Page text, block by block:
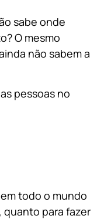
sabe onde
O mesmo
não sabem a
pessoas no
todo o mundo
quanto para fazer